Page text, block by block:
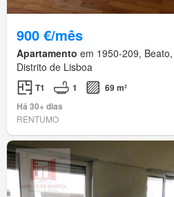
900 €/mês
Apartamento em 1950-209,
Distrito de Lisboa
T1 1
69 m²
Há 30+ dias
RENTUMO